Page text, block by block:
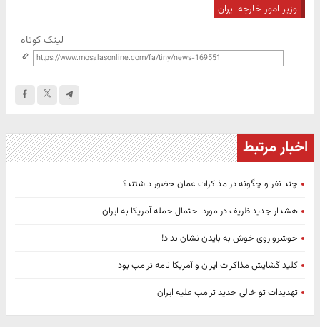
وزیر امور خارجه ایران
لینک کوتاه
اخبار مرتبط
چند نفر و چگونه در مذاکرات عمان حضور داشتند؟
هشدار جدید ظریف در مورد احتمال حمله آمریکا به ایران
خوشرو روی خوش به بایدن نشان نداد!
کلید گشایش مذاکرات ایران و آمریکا نامه ترامپ بود
تهدیدات تو خالی جدید ترامپ علیه ایران